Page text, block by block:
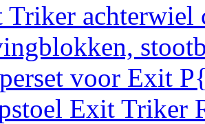
Triker achterwiel
voor Exit
Exit Triker